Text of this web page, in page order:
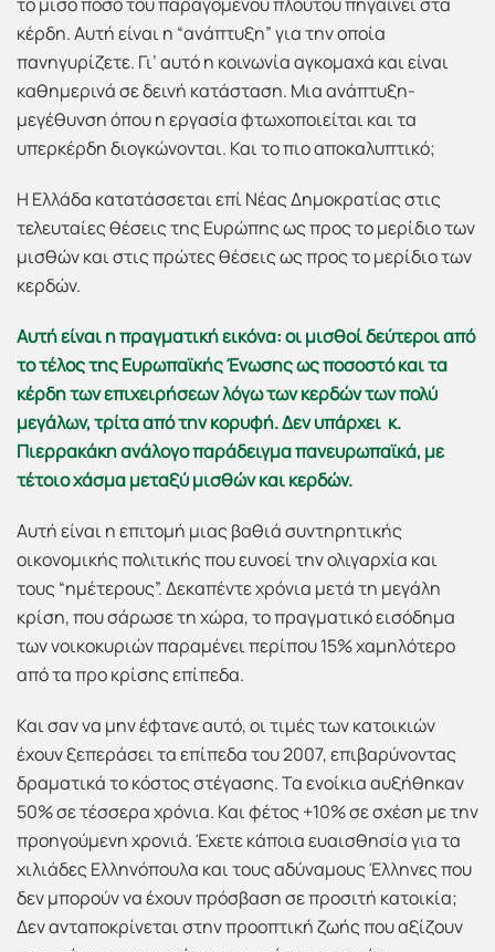
κέρδη. Αυτή είναι η “ανάπτυξη” για την οποία
πανηγυρίζετε. Γι’ αυτό η κοινωνία αγκομαχά και είναι
καθημερινά σε δεινή κατάσταση. Μια ανάπτυξη-
μεγέθυνση όπου η εργασία φτωχοποιείται και τα
υπερκέρδη διογκώνονται. Και το πιο αποκαλυπτικό;
Η Ελλάδα κατατάσσεται επί Νέας Δημοκρατίας στις
τελευταίες θέσεις της Ευρώπης ως προς το μερίδιο των
μισθών και στις πρώτες θέσεις ως προς το μερίδιο των
κερδών.
Αυτή είναι η πραγματική εικόνα: οι μισθοί δεύτεροι από
το τέλος της Ευρωπαϊκής Ένωσης ως ποσοστό και τα
κέρδη των επιχειρήσεων λόγω των κερδών των πολύ
μεγάλων, τρίτα από την κορυφή. Δεν υπάρχει κ.
Πιερρακάκη ανάλογο παράδειγμα πανευρωπαϊκά, με
τέτοιο χάσμα μεταξύ μισθών και κερδών.
Αυτή είναι η επιτομή μιας βαθιά συντηρητικής
οικονομικής πολιτικής που ευνοεί την ολιγαρχία και
τους “ημέτερους”. Δεκαπέντε χρόνια μετά τη μεγάλη
κρίση, που σάρωσε τη χώρα, το πραγματικό εισόδημα
των νοικοκυριών παραμένει περίπου 15% χαμηλότερο
από τα προ κρίσης επίπεδα.
Και σαν να μην έφτανε αυτό, οι τιμές των κατοικιών
έχουν ξεπεράσει τα επίπεδα του 2007, επιβαρύνοντας
δραματικά το κόστος στέγασης. Τα ενοίκια αυξήθηκαν
50% σε τέσσερα χρόνια. Και φέτος +10% σε σχέση με την
προηγούμενη χρονιά. Έχετε κάποια ευαισθησία για τα
χιλιάδες Ελληνόπουλα και τους αδύναμους Έλληνες που
δεν μπορούν να έχουν πρόσβαση σε προσιτή κατοικία;
Δεν ανταποκρίνεται στην προοπτική ζωής που αξίζουν